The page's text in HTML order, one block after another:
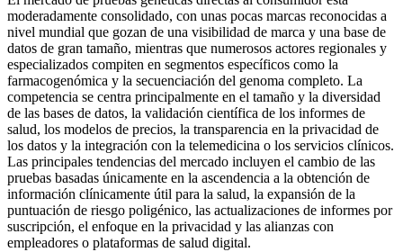
moderadamente consolidado, con unas pocas marcas reconocidas a
nivel mundial que gozan de una visibilidad de marca y una base de
datos de gran tamaño, mientras que numerosos actores regionales y
especializados compiten en segmentos específicos como la
farmacogenómica y la secuenciación del genoma completo. La
competencia se centra principalmente en el tamaño y la diversidad
de las bases de datos, la validación científica de los informes de
salud, los modelos de precios, la transparencia en la privacidad de
los datos y la integración con la telemedicina o los servicios clínicos.
Las principales tendencias del mercado incluyen el cambio de las
pruebas basadas únicamente en la ascendencia a la obtención de
información clínicamente útil para la salud, la expansión de la
puntuación de riesgo poligénico, las actualizaciones de informes por
suscripción, el enfoque en la privacidad y las alianzas con
empleadores o plataformas de salud digital.